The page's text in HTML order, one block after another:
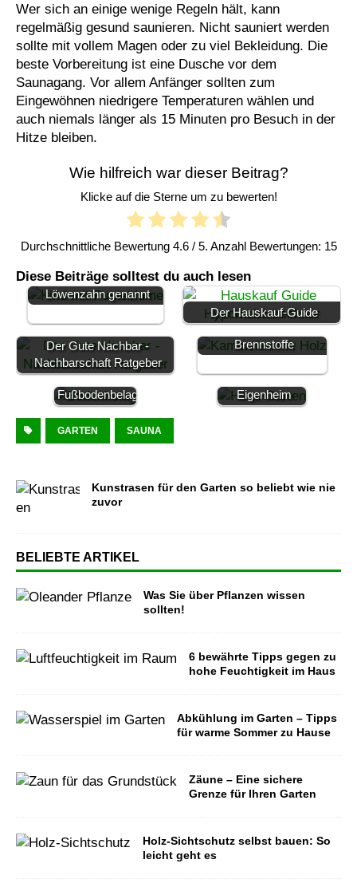
Wer sich an einige wenige Regeln hält, kann
regelmäßig gesund saunieren. Nicht sauniert werden
sollte mit vollem Magen oder zu viel Bekleidung. Die
beste Vorbereitung ist eine Dusche vor dem
Saunagang. Vor allem Anfänger sollten zum
Eingewöhnen niedrigere Temperaturen wählen und
auch niemals länger als 15 Minuten pro Besuch in der
Hitze bleiben.
Wie hilfreich war dieser Beitrag?
Klicke auf die Sterne um zu bewerten!
Durchschnittliche Bewertung 4.6/ 5. Anzahl Bewertungen: 15
Diese Beiträge solltest du auch lesen
officinale) auch
Löwenzahn genannt
Der Hauskauf-Guide
Der Gute Nachbar -
Nachbarschaft Ratgeber
🔥 Der Kaminofen und
die Vorteile
verschiedener
Brennstoffe
So finden Sie
den passenden
Fußbodenbelag
Finanzierung
Grünanlagen im
Eigenheim
GARTEN SAUNA
Kunstrasen für den Garten so beliebt wie nie
zuvor
BELIEBTE ARTIKEL
Was Sie über Pflanzen wissen
sollten!
6 bewährte Tipps gegen zu
hohe Feuchtigkeit im Haus
Abkühlung im Garten – Tipps
für warme Sommer zu Hause
Zäune – Eine sichere
Grenze für Ihren Garten
Holz-Sichtschutz selbst bauen: So
leicht geht es